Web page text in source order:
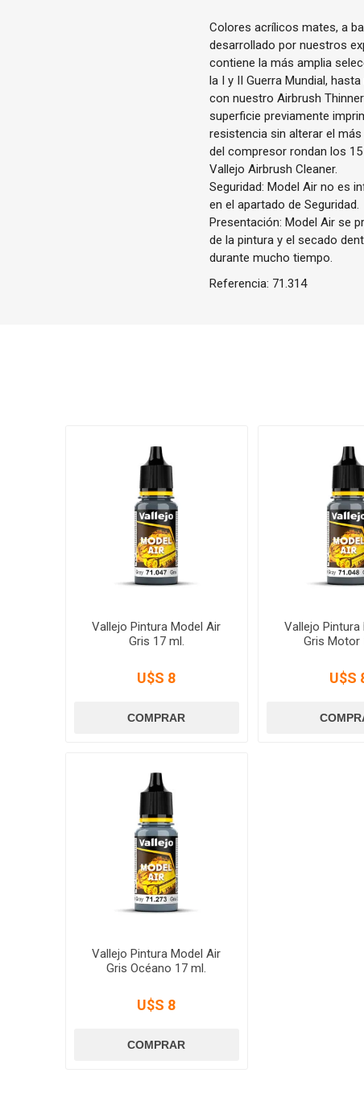
Colores acrílicos mates, a
desarrollado por nuestros
contiene la más amplia
la I y II Guerra Mundial,
con nuestro Airbrush
superficie previamente
resistencia sin alterar el
del compresor rondan los
Vallejo Airbrush Cleaner.
Seguridad: Model Air no es
en el apartado de Seguridad.
Presentación: Model Air se
de la pintura y el secado
durante mucho tiempo.
Referencia: 71.314
Vallejo Pintura Model Air
Gris 17 ml.
U$S 8
Vallejo Pintura
Gris Motor
U$S
Vallejo Pintura Model Air
Gris Océano 17 ml.
U$S 8